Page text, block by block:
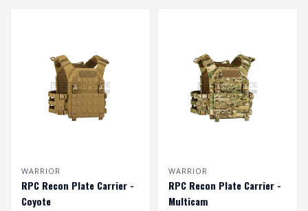
WARRIOR
RPC Recon Plate Carrier -
Coyote
WARRIOR
RPC Recon Plate Carrier -
Multicam